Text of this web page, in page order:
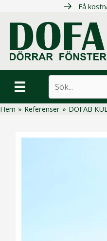
innehåll
Få
Hem » Referenser » DOFAB